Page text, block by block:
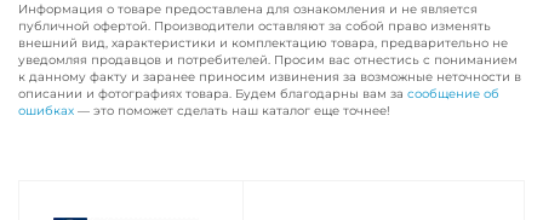
Информация о товаре предоставлена для ознакомления и не является
публичной офертой. Производители оставляют за собой право изменять
внешний вид, характеристики и комплектацию товара, предварительно не
уведомляя продавцов и потребителей. Просим вас отнестись с пониманием
к данному факту и заранее приносим извинения за возможные неточности в
описании и фотографиях товара. Будем благодарны вам за сообщение об
ошибках — это поможет сделать наш каталог еще точнее!